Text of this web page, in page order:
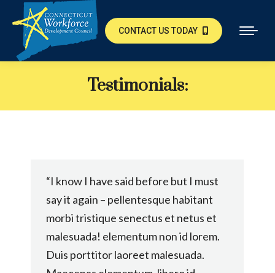
CONTACT US TODAY
Testimonials:
“I know I have said before but I must
say it again – pellentesque habitant
morbi tristique senectus et netus et
malesuada! elementum non id lorem.
Duis porttitor laoreet malesuada.